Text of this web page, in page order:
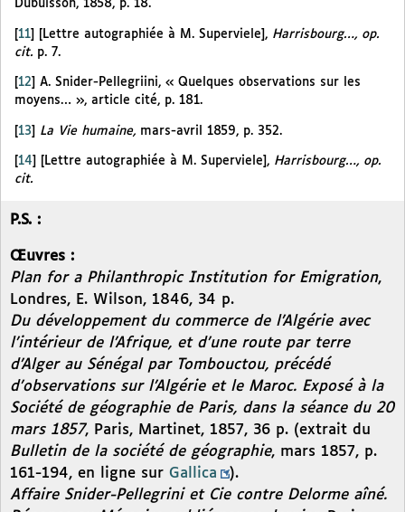
Dubuisson, 1858, p. 18.
[11] [Lettre autographiée à M. Superviele], Harrisbourg…, op.
cit. p. 7.
12
A. Snider-Pellegriini, « Quelques observations sur les
moyens… », article cité, p. 181.
[13] La Vie humaine, mars-avril 1859, p. 352.
14 [Lettre autographiée à M. Superviele], Harrisbourg…, op.
cit.
P.S. :
Œuvres :
Plan for a Philanthropic Institution for Emigration,
Londres, E. Wilson, 1846, 34 p.
Du développement du commerce de l’Algérie avec
l’intérieur de l’Afrique, et d’une route par terre
d’Alger au Sénégal par Tombouctou, précédé
d’observations sur l’Algérie et le Maroc. Exposé à la
Société de géographie de Paris, dans la séance du 20
mars 1857, Paris, Martinet, 1857, 36 p. (extrait du
Bulletin de la société de géographie, mars 1857, p.
161-194, en ligne sur Gallica
).
Affaire Snider-Pellegrini et Cie contre Delorme aîné.